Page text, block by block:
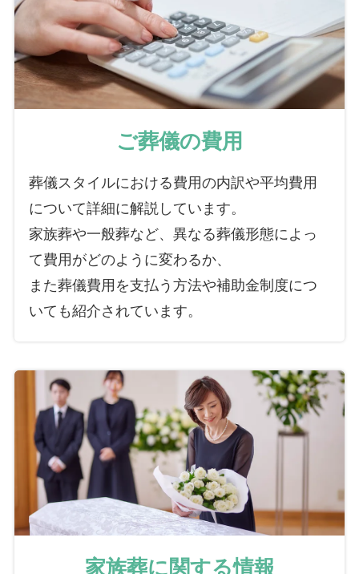
ご葬儀の費用
葬儀スタイルにおける費用の内訳や平均費用
について詳細に解説しています。
家族葬や一般葬など、異なる葬儀形態によっ
て費用がどのように変わるか、
また葬儀費用を支払う方法や補助金制度につ
いても紹介されています。
家族葬に関する情報